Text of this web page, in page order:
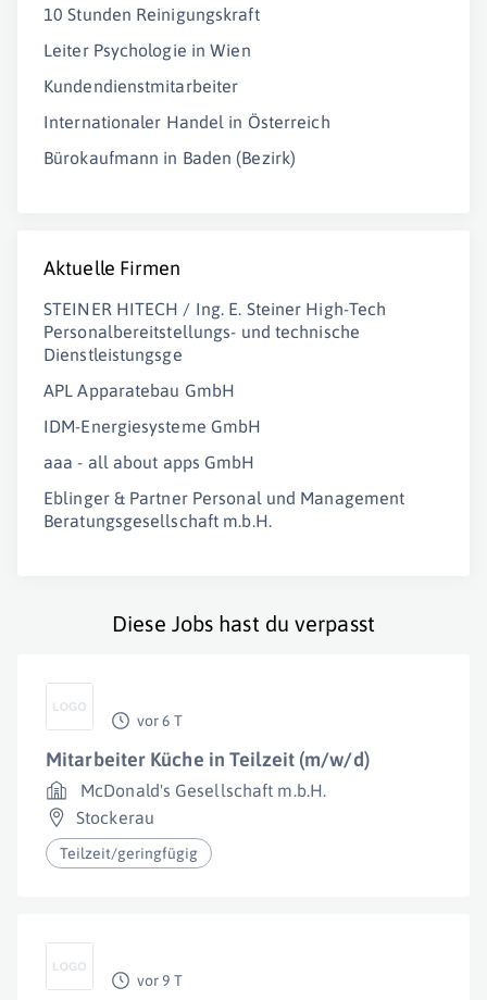
10 Stunden Reinigungskraft
Leiter Psychologie in Wien
Kundendienstmitarbeiter
Internationaler Handel in Österreich
Bürokaufmann in Baden (Bezirk)
Aktuelle Firmen
STEINER HITECH / Ing. E. Steiner High-Tech
Personalbereitstellungs- und technische
Dienstleistungsge
APL Apparatebau GmbH
IDM-Energiesysteme GmbH
aaa - all about apps GmbH
Eblinger & Partner Personal und Management
Beratungsgesellschaft m.b.H.
Diese Jobs hast du verpasst
vor 6 T
Mitarbeiter Küche in Teilzeit (m/w/d)
McDonald's Gesellschaft m.b.H.
Stockerau
Teilzeit/geringfügig
vor 9 T